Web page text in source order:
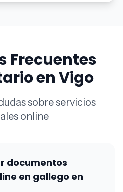
Frecuentes
en Vigo
sobre servicios
online
documentos
en gallego en